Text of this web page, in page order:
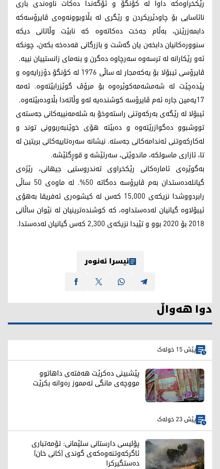
رێکخراوەکە داوا لە کۆنگۆ و ئۆگەندا دەکات ناوەندی باری
نائاسایی بۆ چاودێریکردن و رێگری لە بڵاوبوونەوەی ڤایرۆسەکە
دابمەزرێنن، بەڵام جەخت دەکاتەوە کە نابێت وڵاتانی دیکە
سنوورەکانیان دابخەن یان گەشت و بازرگانی قەدەخە بکەن، چونکە
ئەو رێکارانە لە ترسەوە سەرچاوە دەگرن و بنەمای زانستییان نییە.
ڤایرۆسی ئیبۆلا بۆ یەکەمجار لە ساڵی 1976 لە کۆنگۆ دۆزرایەوە و
پێدەچێت لە شەمشەمەکوێرەوە بۆ مرۆڤ گوێزرابێتەوە. ئەمە
17یەمین جارە ئەم ڤایرۆسە کوشندەیە لەو وڵاتەدا بڵاودەبێتەوە.
ئیبۆلا لە رێگەی بەرکەوتنی راستەوخۆ بە شلەمەنییەکانی جەستەی
تووشبوو دەگوازرێتەوە و دەبێتە هۆی خوێنبەربوونی توند و
لەکارکەوتنی ئەندامەکانی جەستە. نیشانە سەرەتاییەکانی بریتین لە
تا، ئازاری ماسولکە، ماندوێتی، سەرئێشە و قوڕگئێشە.
بەگوێرەی ئامارەکانی رێکخراوی تەندروستیی جیهانی، رێژەی
گیانلەدەستدان بەم ڤایرۆسە دەگاتە 50%. لە ماوەی 50 ساڵی
رابردووشدا نزیکەی 15,000 کەس لە کیشوەری ئەفریقا بەهۆی
ئیبۆلاوە گیانیان لەدەستداوە، کە کوشندەترینیان لە نێوان ساڵانی
2018 بۆ 2020 بوو و تێیدا نزیکەی 2,300 کەس گیانیان لەدەستدا.
ئیسرا ئەنوەر
دوا هەواڵ
پێش 15 خولەک
پێشبینی دەکرێت هەفتەی داهاتوو
مووچەی مانگی تەمموز رەوانە بکرێت
پێش 23 خولەک
پۆلیسی دارستانی سلێمانی: تۆمەتباری
ئاگرکەوتنەوەکەی گوندی (کانی خان)
دەستگیرکرا